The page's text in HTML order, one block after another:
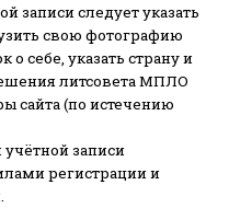
записи следует указать
свою фотографию
о себе, указать страну и
литсовета МПЛО
сайта (по истечению
записи
регистрации и